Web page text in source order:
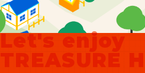
Let's enjoy
TREASURE